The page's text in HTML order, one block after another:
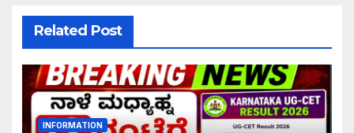
Related Post
INFORMATION